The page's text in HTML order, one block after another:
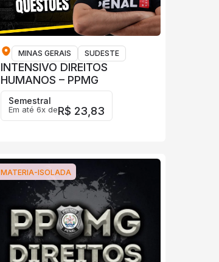
MINAS GERAIS SUDESTE
INTENSIVO DIREITOS
HUMANOS – PPMG
Semestral
Em até 6x deR$ 23,83
MATERIA-ISOLADA